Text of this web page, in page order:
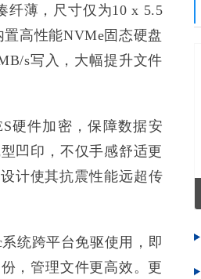
纤薄，尺寸仅为10 x 5.5
高性能NVMe固态硬盘
s写入，大幅提升文件
硬件加密，保障数据安
凹印，不仅手感舒适更
计使其抗震性能远超传
统跨平台免驱使用，即
，管理文件更高效。更